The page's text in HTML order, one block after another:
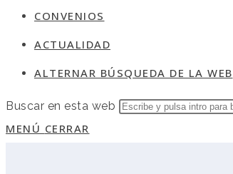
CONVENIOS
ACTUALIDAD
ALTERNAR BÚSQUEDA DE LA WEB
Buscar en esta web
MENÚ CERRAR